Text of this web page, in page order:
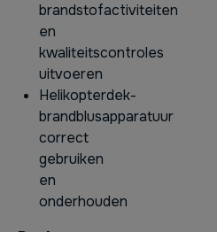
brandstofactiviteiten
en
kwaliteitscontroles
uitvoeren
Helikopterdek-
brandblusapparatuur
correct
gebruiken
en
onderhouden